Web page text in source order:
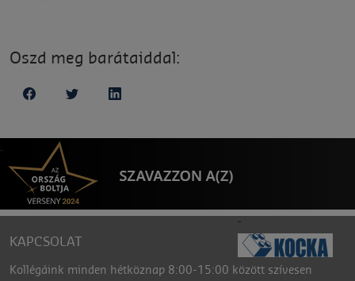
Oszd meg barátaiddal:
KAPCSOLAT
Kollégáink minden hétköznap 8:00-15:00 között szívesen